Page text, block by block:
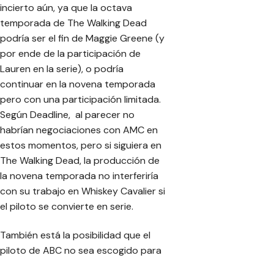
incierto aún, ya que la octava
temporada de The Walking Dead
podría ser el fin de Maggie Greene (y
por ende de la participación de
Lauren en la serie), o podría
continuar en la novena temporada
pero con una participación limitada.
Según Deadline, al parecer no
habrían negociaciones con AMC en
estos momentos, pero si siguiera en
The Walking Dead, la producción de
la novena temporada no interferiría
con su trabajo en Whiskey Cavaliersi
el piloto se convierte en serie.
También está la posibilidad que el
piloto de ABC no sea escogido para